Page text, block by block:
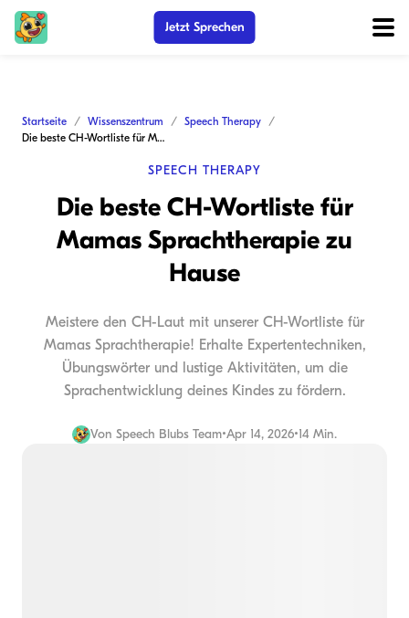
Jetzt Sprechen
Startseite Wissenszentrum
Speech Therapy
Die beste CH-Wortliste für Mamas Sprachtherapie zu Hause
SPEECH THERAPY
Die beste CH-Wortliste für
Mamas Sprachtherapie zu
Hause
Meistere den CH-Laut mit unserer CH-Wortliste für
Mamas Sprachtherapie! Erhalte Expertentechniken,
Übungswörter und lustige Aktivitäten, um die
Sprachentwicklung deines Kindes zu fördern.
Von Speech Blubs Team•Apr 14, 2026•14 Min.